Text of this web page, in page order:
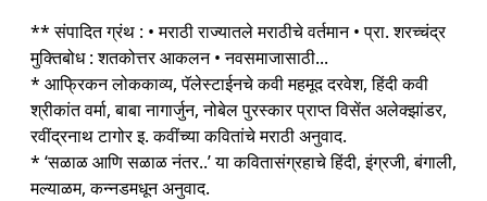
** संपादित ग्रंथ : • मराठी राज्यातले मराठीचे वर्तमान • प्रा. शरच्चंद्र
मुक्तिबोध : शतकोत्तर आकलन • नवसमाजासाठी...
* आफ्रिकन लोककाव्य, पॅलेस्टाईनचे कवी महमूद दरवेश, हिंदी कवी
श्रीकांत वर्मा, बाबा नागार्जुन, नोबेल पुरस्कार प्राप्त विसेंत अलेक्झांडर,
रवींद्रनाथ टागोर इ. कवींच्या कवितांचे मराठी अनुवाद.
* ‘सळाळ आणि सळाळ नंतर..’ या कवितासंग्रहाचे हिंदी, इंग्रजी, बंगाली,
मल्याळम, कन्नडमधून अनुवाद.